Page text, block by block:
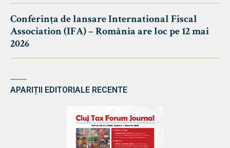
Conferința de lansare International Fiscal
Association (IFA) – România are loc pe 12 mai
2026
APARIȚII EDITORIALE RECENTE